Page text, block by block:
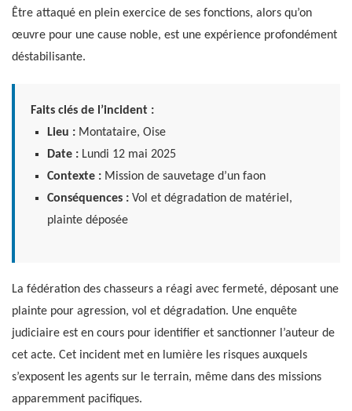
Être attaqué en plein exercice de ses fonctions, alors qu’on
œuvre pour une cause noble, est une expérience profondément
déstabilisante.
Faits clés de l’incident :
Lieu :Montataire, Oise
Date :Lundi 12 mai 2025
Contexte :Mission de sauvetage d’un faon
Conséquences :Vol et dégradation de matériel,
plainte déposée
La fédération des chasseurs a réagi avec fermeté, déposant une
plainte pour agression, vol et dégradation. Une enquête
judiciaire est en cours pour identifier et sanctionner l’auteur de
cet acte. Cet incident met en lumière les risques auxquels
s’exposent les agents sur le terrain, même dans des missions
apparemment pacifiques.